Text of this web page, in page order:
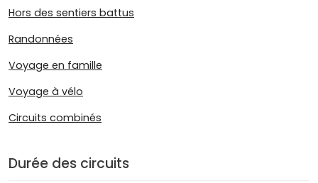
Hors des sentiers battus
Randonnées
Voyage en famille
Voyage à vélo
Circuits combinés
Durée des circuits